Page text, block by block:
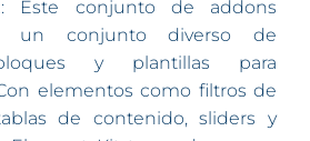
: Este conjunto de addons
un conjunto diverso de
y plantillas para
elementos como filtros de
de contenido, sliders y